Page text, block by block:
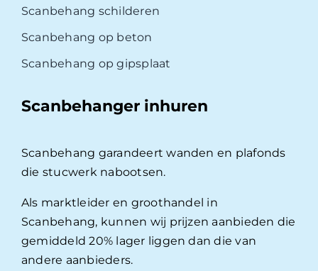
Scanbehang schilderen
Scanbehang op beton
Scanbehang op gipsplaat
Scanbehanger inhuren
Scanbehang garandeert wanden en plafonds
die stucwerk nabootsen.
Als marktleider en groothandel in
Scanbehang, kunnen wij prijzen aanbieden die
gemiddeld 20% lager liggen dan die van
andere aanbieders.